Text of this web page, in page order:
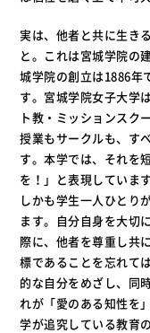
実は、他者と共に生き
と。これは宮城学院の
城学院の創立は1886年
す。宮城学院女子大学
ト教・ミッションスク
授業もサークルも、す
す。本学では、それを
を！」と表現していま
しかも学生一人ひとり
ます。自分自身を大切
際に、他者を尊重し共
標であることを忘れて
的な自分をめざし、同
れが「愛のある知性を
学が追究している教育